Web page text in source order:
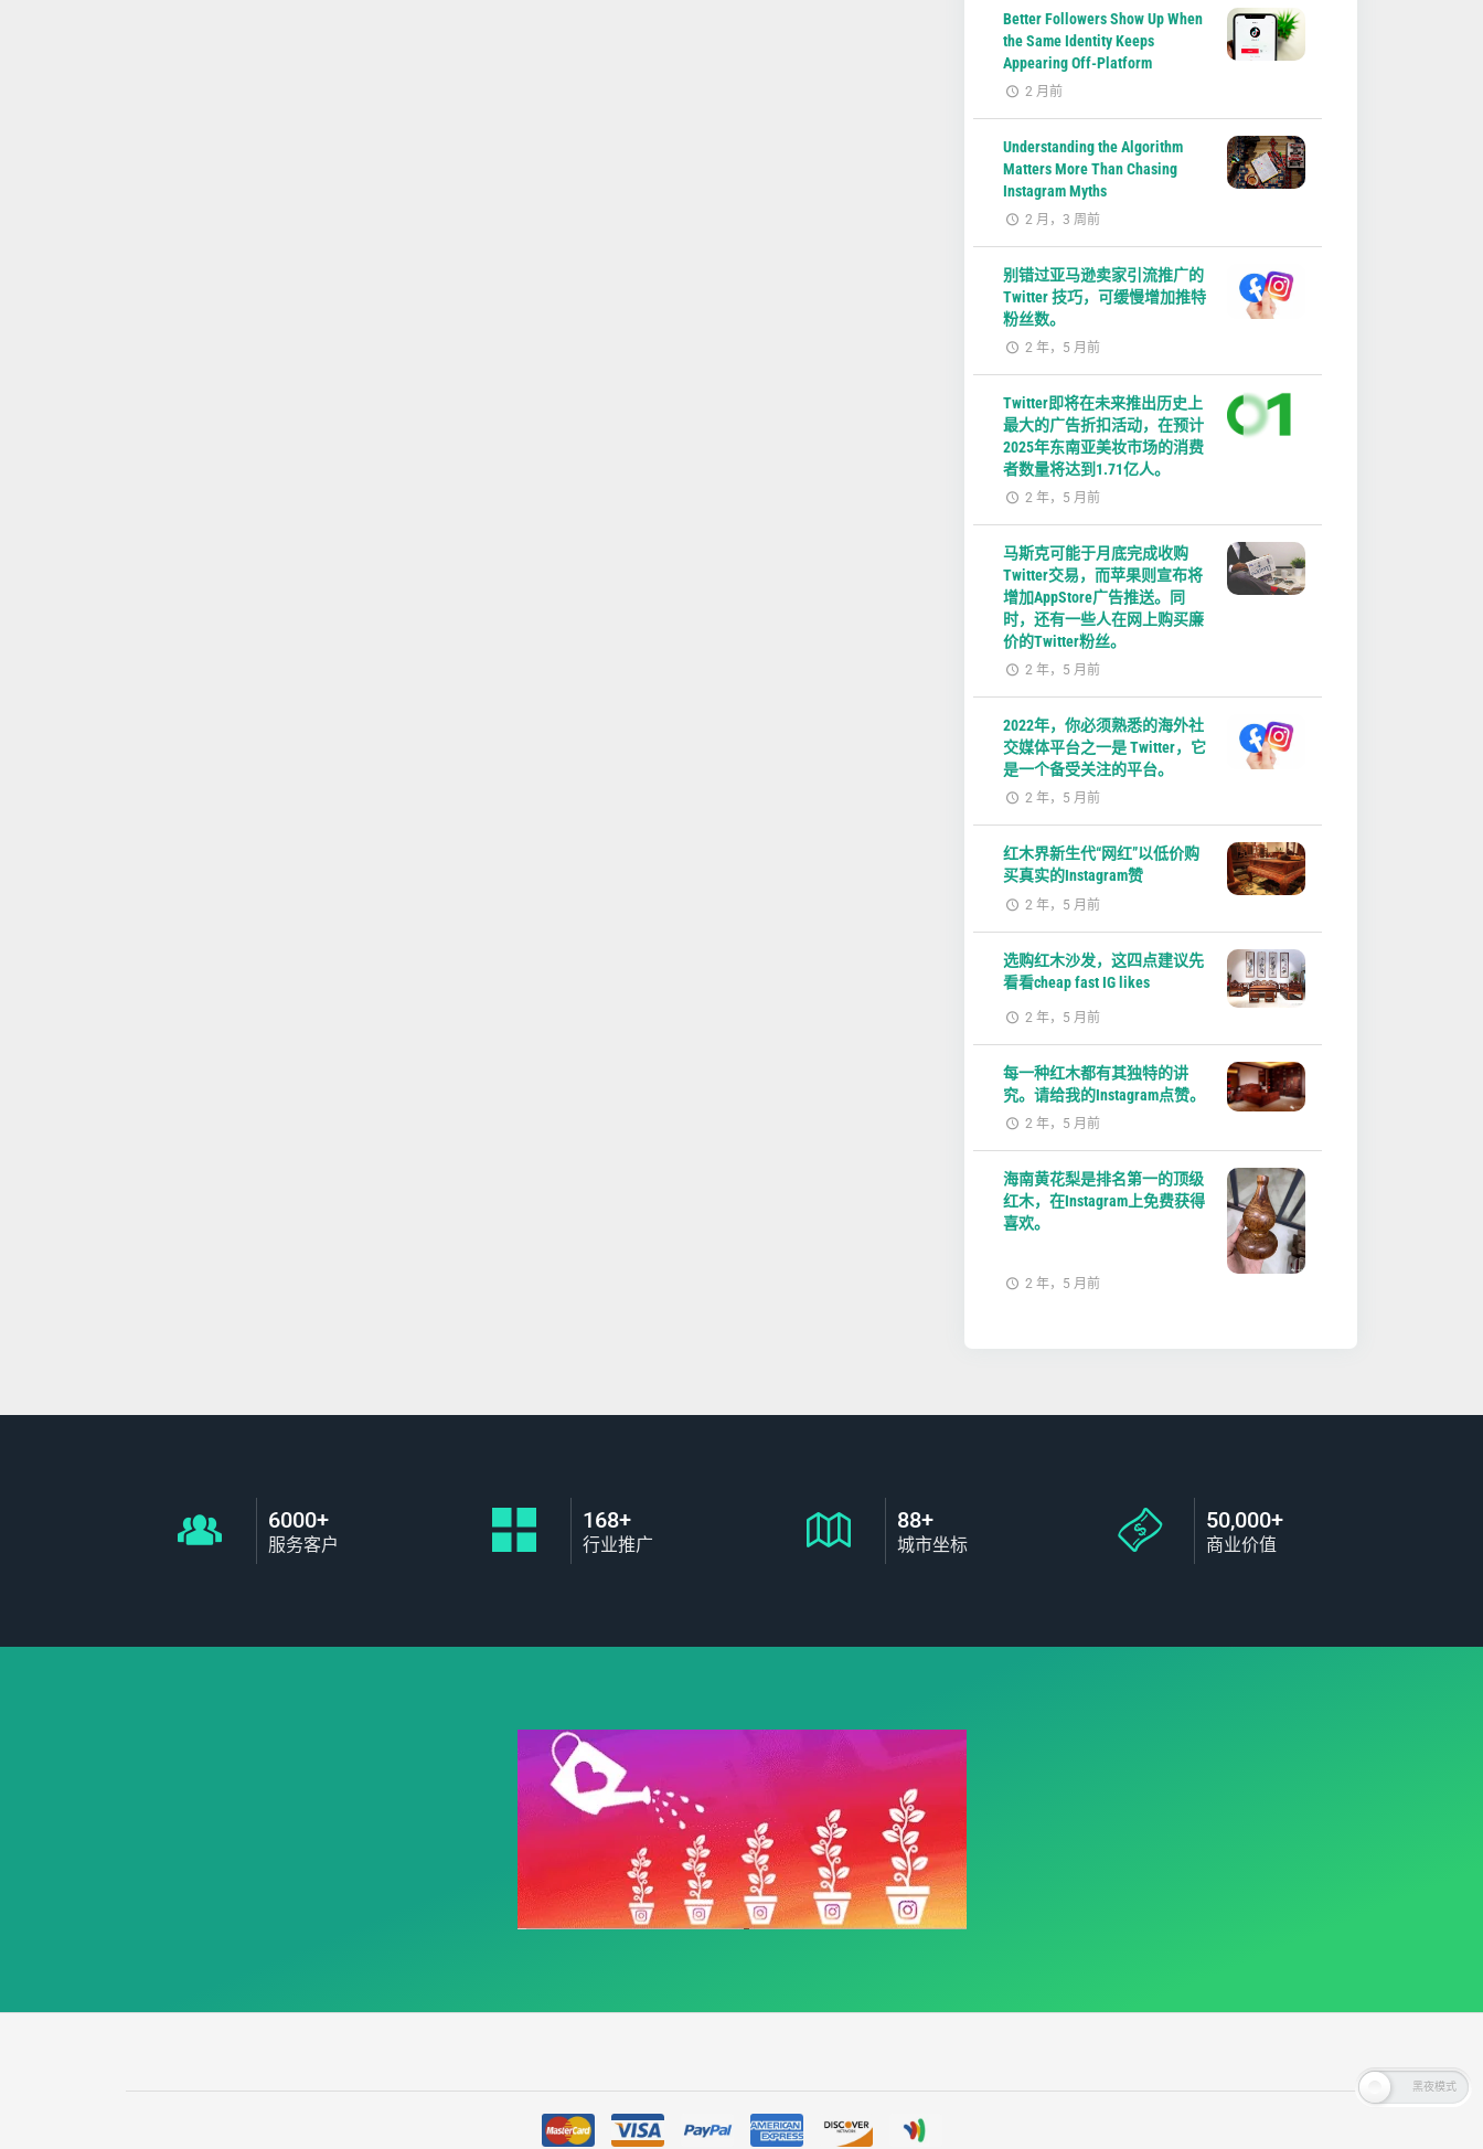
Better Followers Show Up When
the Same Identity Keeps
Appearing Off-Platform
2 月前
Understanding the Algorithm
Matters More Than Chasing
Instagram Myths
2 月，3 周前
别错过亚马逊卖家引流推广的
Twitter 技巧，可缓慢增加推特
粉丝数。
2 年，5 月前
Twitter即将在未来推出历史上
最大的广告折扣活动，在预计
2025年东南亚美妆市场的消费
者数量将达到1.71亿人。
2 年，5 月前
马斯克可能于月底完成收购
Twitter交易，而苹果则宣布将
增加AppStore广告推送。同
时，还有一些人在网上购买廉
价的Twitter粉丝。
2 年，5 月前
2022年，你必须熟悉的海外社
交媒体平台之一是 Twitter，它
是一个备受关注的平台。
2 年，5 月前
红木界新生代“网红”以低价购
买真实的Instagram赞
2 年，5 月前
选购红木沙发，这四点建议先
看看cheap fast IG likes
2 年，5 月前
每一种红木都有其独特的讲
究。请给我的Instagram点赞。
2 年，5 月前
海南黄花梨是排名第一的顶级
红木，在Instagram上免费获得
喜欢。
2 年，5 月前
6000+
服务客户
168+
行业推广
88+
城市坐标
50,000+
商业价值